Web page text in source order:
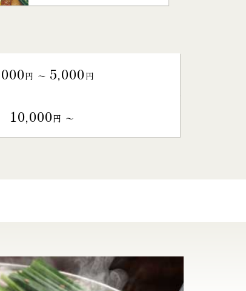
円 〜 5,000円
10,000円 〜